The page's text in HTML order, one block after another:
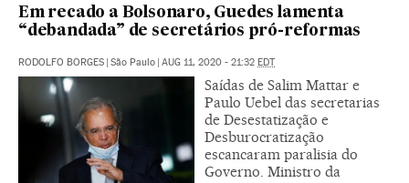
Em recado a Bolsonaro, Guedes lamenta
“debandada” de secretários pró-reformas
RODOLFO BORGES | São Paulo | AUG 11, 2020 - 21:32 EDT
Saídas de Salim Mattar e
Paulo Uebel das secretarias
de Desestatização e
Desburocratização
escancaram paralisia do
Governo. Ministro da